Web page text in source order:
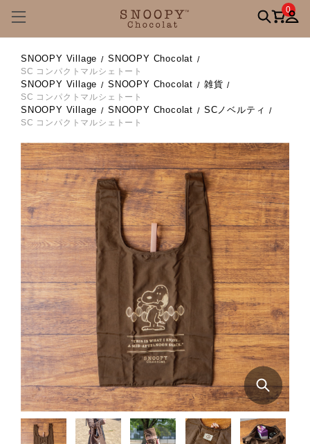
0
SNOOPY Village SNOOPY Chocolat
SC コンパクトマルシェトート
SNOOPY Village SNOOPY Chocolat 雑貨
SC コンパクトマルシェトート
SNOOPY Village SNOOPY Chocolat SCノベルティ
SC コンパクトマルシェトート